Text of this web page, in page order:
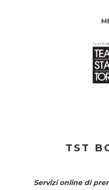
TST
Servizi online di